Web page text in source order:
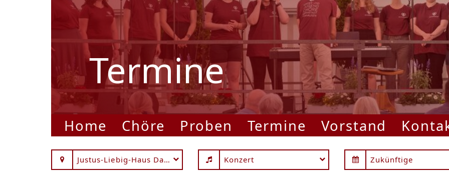
Termine
Home Chöre Proben Termine Vorstand
Justus-Liebig-Haus Darmstadt Konzert Zukünftige